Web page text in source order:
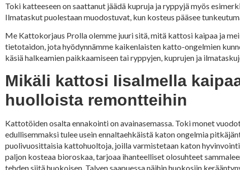
Toki katteeseen on saattanut jäädä kupruja ja ryppyjä myös
Ilmataskut puolestaan muodostuvat, kun kosteus pääsee
Me Kattokorjaus Prolla olemme juuri sitä, mitä kattosi kaipaa ja
tietotaidon, jota hyödynnämme kaikenlaisten katto-ongelmien
käsiä halkeamien paikkaamiseen tai ryppyjen, kuprujen ja
Mikäli kattosi Iisalmella
huolloista remontteihin
Kattotöiden osalta ennakointi on avainasemassa. Toki monet
edullisemmaksi tulee usein ennaltaehkäistä katon ongelmia
puolivuosittaisia kattohuoltoja, joilla varmistetaan katon
paljon kosteaa bioroskaa, tarjoaa ihanteelliset olosuhteet
tehden siitä huokoisen. Talven saapuessa näihin huokosiin